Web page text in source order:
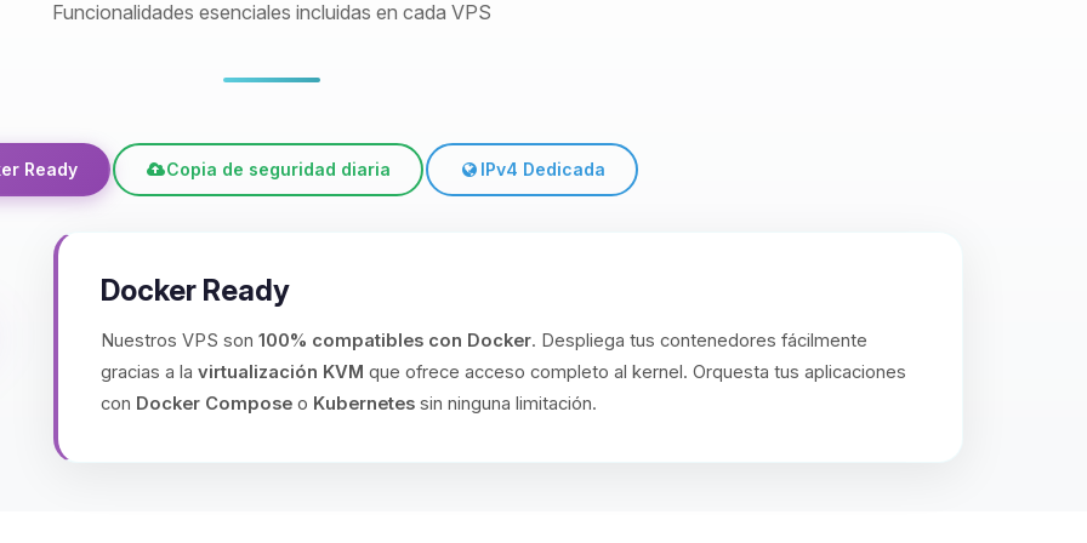
Funcionalidades esenciales incluidas en cada VPS
Ready Copia de seguridad diaria IPv4 Dedicada
Docker Ready
Nuestros VPS son 100% compatibles con Docker. Despliega tus contenedores fácilmente
gracias a la virtualización KVM que ofrece acceso completo al kernel. Orquesta tus aplicaciones
con Docker Compose o Kubernetes sin ninguna limitación.